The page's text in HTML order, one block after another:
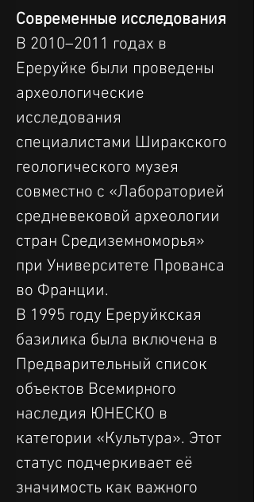
Современные исследования
В 2010–2011 годах в
Ереруйке были проведены
археологические
исследования
специалистами Ширакского
геологического музея
совместно с «Лабораторией
средневековой археологии
стран Средиземноморья»
при Университете Прованса
во Франции.
В 1995 году Ереруйкская
базилика была включена в
Предварительный список
объектов Всемирного
наследия ЮНЕСКО в
категории «Культура». Этот
статус подчеркивает её
значимость как важного